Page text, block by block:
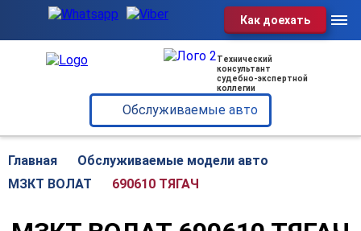
Как доехать
Услуги
Обслуживаемые авто
О нас
Отзывы
Блог
Технический
консультант
судебно-экспертной
коллегии
Обслуживаемые авто
Главная
Обслуживаемые модели авто
МЗКТ ВОЛАТ
690610 ТЯГАЧ